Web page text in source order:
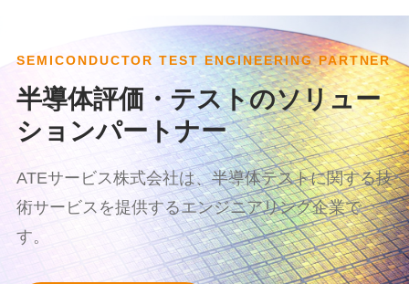
SEMICONDUCTOR TEST ENGINEERING PARTNER
半導体評価・テストのソリュー
ションパートナー
ATEサービス株式会社は、半導体テストに関する技
術サービスを提供するエンジニアリング企業で
す。